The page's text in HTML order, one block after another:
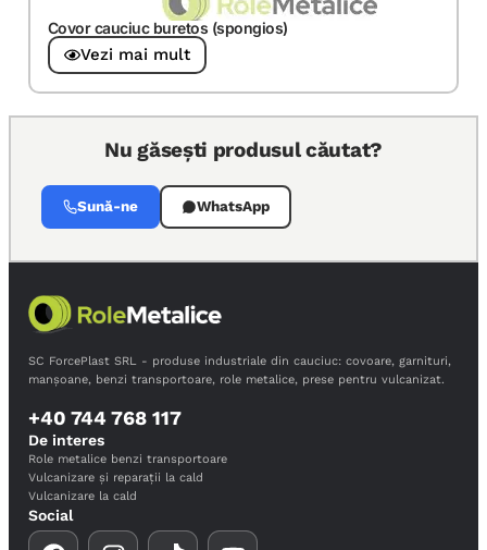
Covor cauciuc buretos (spongios)
Vezi mai mult
Nu găsești produsul căutat?
Sună-ne WhatsApp
SC ForcePlast SRL - produse industriale din cauciuc: covoare, garnituri,
manșoane, benzi transportoare, role metalice, prese pentru vulcanizat.
+40 744 768 117
De interes
Role metalice benzi transportoare
Vulcanizare și reparații la cald
Vulcanizare la cald
Social